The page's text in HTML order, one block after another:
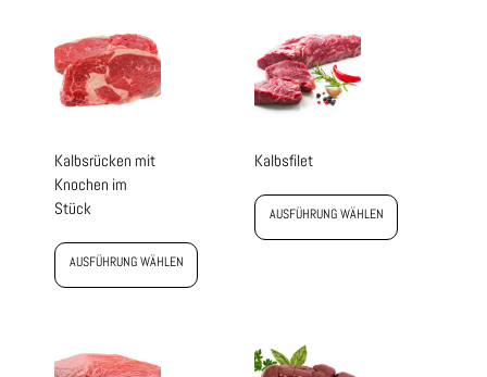
Kalbsrücken mit
Knochen im
Stück
AUSFÜHRUNG WÄHLEN
Kalbsfilet
AUSFÜHRUNG WÄHLEN